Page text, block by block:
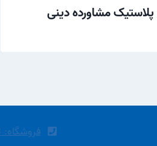
پلاستیک مشاورده دینی
فروشگاه: 03131301983